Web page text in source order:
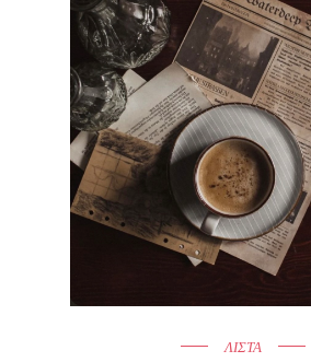
ΛΙΣΤΑ